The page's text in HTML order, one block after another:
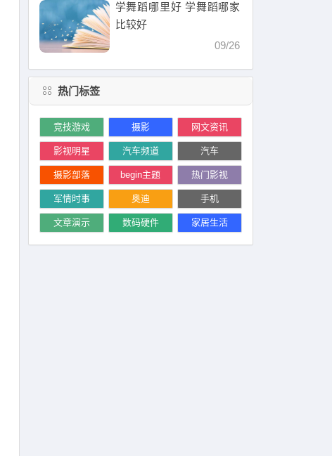
学舞蹈哪里好 学舞蹈哪家
比较好
09/26
热门标签
竞技游戏 摄影 网文资讯
影视明星 汽车频道 汽车
摄影部落 begin主题 热门影视
军情时事 奥迪 手机
文章演示 数码硬件 家居生活